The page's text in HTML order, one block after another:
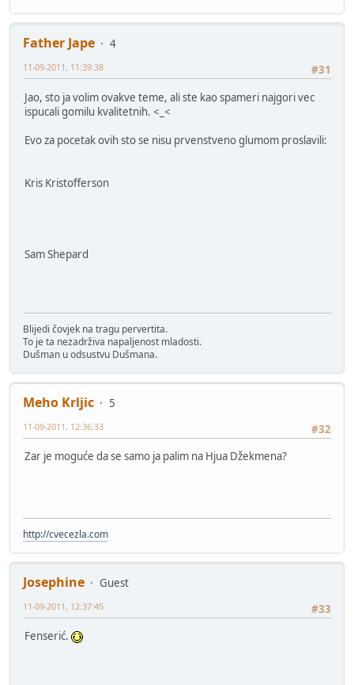
Father Jape
4
#31
11-09-2011, 11:39:38
Jao, sto ja volim ovakve teme, ali ste kao spameri najgori vec
ispucali gomilu kvalitetnih. <_<
Evo za pocetak ovih sto se nisu prvenstveno glumom proslavili:
Kris Kristofferson
Sam Shepard
Blijedi čovjek na tragu pervertita.
To je ta nezadrživa napaljenost mladosti.
Dušman u odsustvu Dušmana.
Meho Krljic
5
#32
11-09-2011, 12:36:33
Zar je moguće da se samo ja palim na Hjua Džekmena?
http://cvecezla.com
Josephine
Guest
#33
11-09-2011, 12:37:45
Fenserić.